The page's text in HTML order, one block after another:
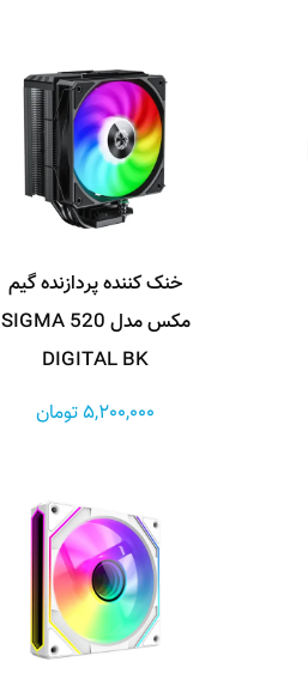
خنک کننده پردازنده گیم
مکس مدل SIGMA 520
DIGITAL BK
5,200,000 تومان